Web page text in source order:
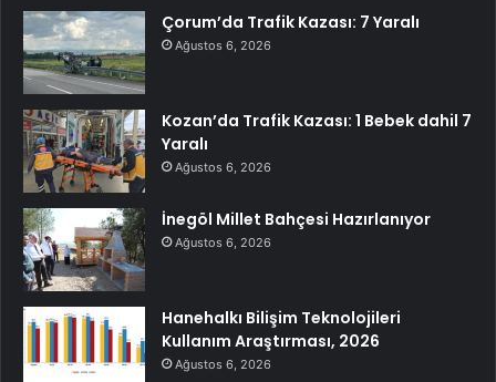
Çorum’da Trafik Kazası: 7 Yaralı
Ağustos 6, 2026
Kozan’da Trafik Kazası: 1 Bebek dahil 7
Yaralı
Ağustos 6, 2026
İnegöl Millet Bahçesi Hazırlanıyor
Ağustos 6, 2026
Hanehalkı Bilişim Teknolojileri
Kullanım Araştırması, 2026
Ağustos 6, 2026